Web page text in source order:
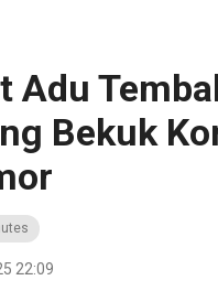
Adu
Bekuk
22:09